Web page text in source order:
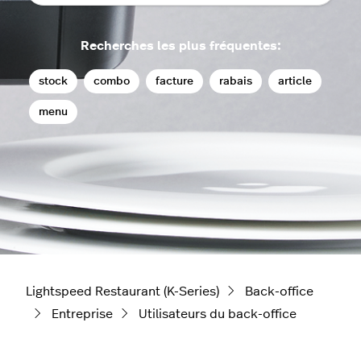
Recherches les plus fréquentes:
stock combo facture rabais article
menu
Lightspeed Restaurant (K-Series)
Back-office
Entreprise
Utilisateurs du back-office